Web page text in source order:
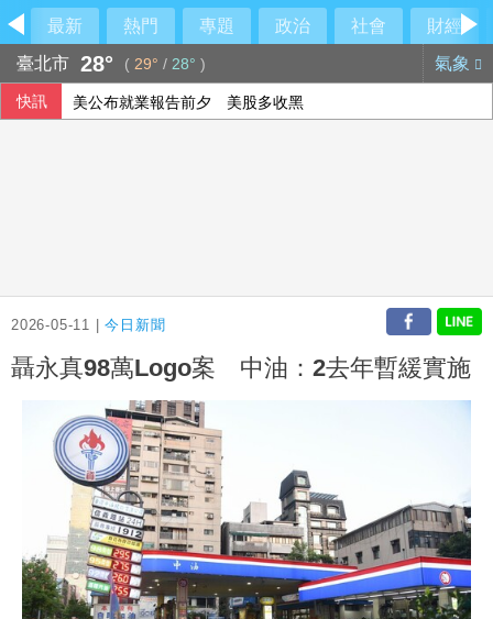
最新 熱門 專題 政治 社會
財經
臺北市 28° ( 29° / 28° ) 氣象
快訊 美公布就業報告前夕 美股多收黑
2026-05-11 |今日新聞
聶永真98萬Logo案 中油：2去年暫緩實施